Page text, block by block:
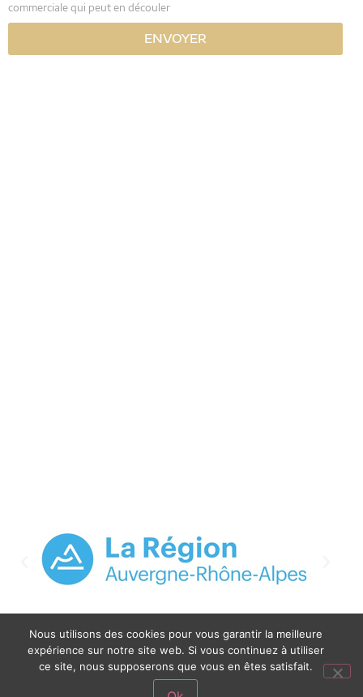
commerciale qui peut en découler
ENVOYER
©2020 MFR DU FOREZ | SITE INTERNET CRÉÉ PAR L’
Nous utilisons des cookies pour vous garantir la meilleure
expérience sur notre site web. Si vous continuez à utiliser
ce site, nous supposerons que vous en êtes satisfait.